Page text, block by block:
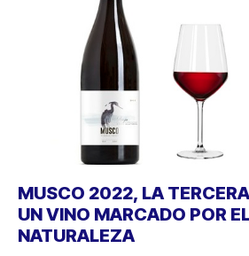
MUSCO 2022, LA
UN VINO MARCADO POR
NATURALEZA